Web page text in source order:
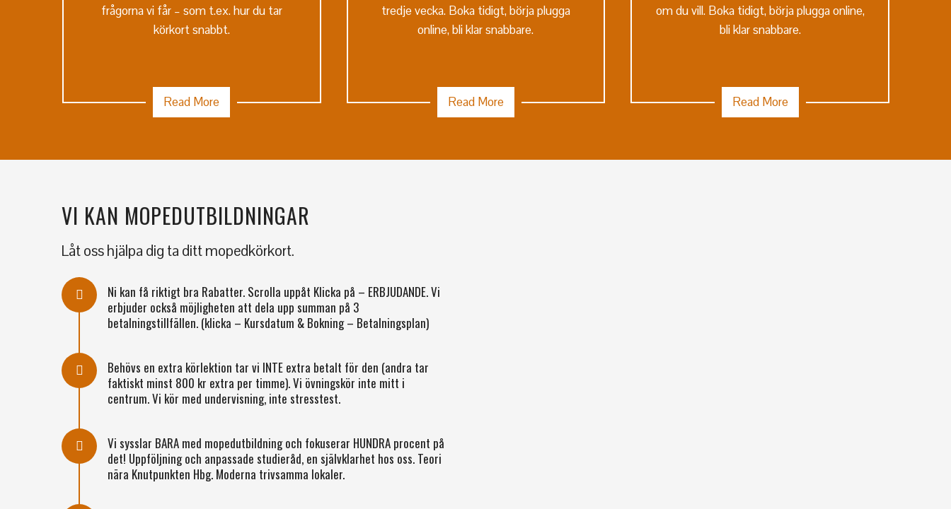
frågorna vi får – som t.ex. hur du tar
körkort snabbt.
Read More
tredje vecka. Boka tidigt, börja plugga
online, bli klar snabbare.
Read More
om du vill. Boka tidigt, börja plugga online,
bli klar snabbare.
Read More
VI KAN MOPEDUTBILDNINGAR
Låt oss hjälpa dig ta ditt mopedkörkort.
Ni kan få riktigt bra Rabatter. Scrolla uppåt Klicka på – ERBJUDANDE. Vi
erbjuder också möjligheten att dela upp summan på 3
betalningstillfällen. (klicka – Kursdatum & Bokning – Betalningsplan)
Behövs en extra körlektion tar vi INTE extra betalt för den (andra tar
faktiskt minst 800 kr extra per timme). Vi övningskör inte mitt i
centrum. Vi kör med undervisning, inte stresstest.
Vi sysslar BARA med mopedutbildning och fokuserar HUNDRA procent på
det! Uppföljning och anpassade studieråd, en självklarhet hos oss. Teori
nära Knutpunkten Hbg. Moderna trivsamma lokaler.